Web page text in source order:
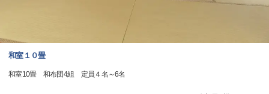
和室１０畳
和室10畳 和布団4組 定員４名～6名